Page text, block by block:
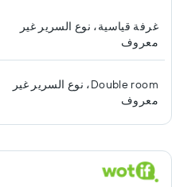
غرفة قياسية، نوع السرير غير
معروف
Double room، نوع السرير غير
معروف